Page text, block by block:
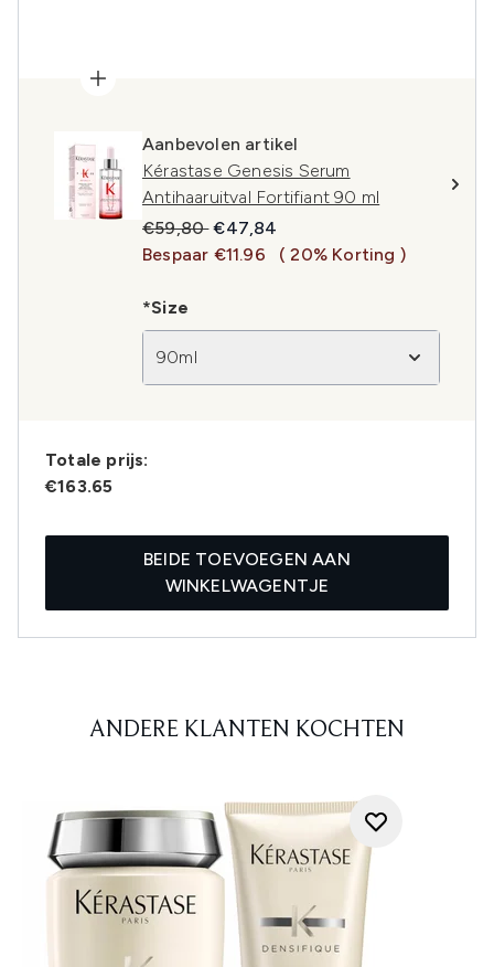
Aanbevolen artikel
Kérastase Genesis Serum
Antihaaruitval Fortifiant 90 ml
Recommended Retail Price:
€59,80Huidige prijs:
€47,84
Bespaar €11.96
( 20% Korting )
*Size
90ml
Totale prijs:
€163.65
BEIDE TOEVOEGEN AAN
WINKELWAGENTJE
ANDERE KLANTEN KOCHTEN